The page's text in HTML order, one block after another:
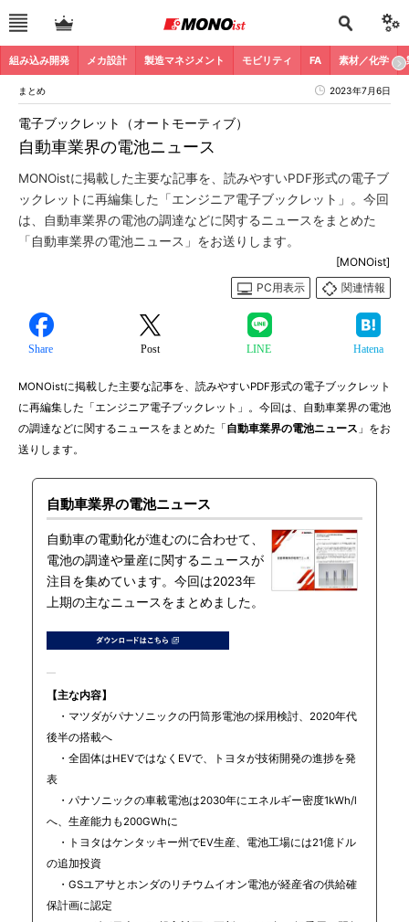
組み込み開発 メカ設計 製造マネジメント モビリティ FA 素材／化学
まとめ 2023年7月6日
自動車業界の電池ニュース
電子ブックレット（オートモーティブ）
MONOistに掲載した主要な記事を、読みやすいPDF形式の電子ブ
ックレットに再編集した「エンジニア電子ブックレット」。今回
は、自動車業界の電池の調達などに関するニュースをまとめた
「自動車業界の電池ニュース」をお送りします。
[MONOist]
PC用表示
関連情報
Share Post LINE Hatena
MONOistに掲載した主要な記事を、読みやすいPDF形式の電子ブックレット
に再編集した「エンジニア電子ブックレット」。今回は、自動車業界の電池
の調達などに関するニュースをまとめた「 自動車業界の電池ニュース 」をお
送りします。
自動車業界の電池ニュース
自動車の電動化が進むのに合わせて、
電池の調達や量産に関するニュースが
注目を集めています。今回は2023年
上期の主なニュースをまとめました。
【主な内容】
・マツダがパナソニックの円筒形電池の採用検討、2020年代
後半の搭載へ
・全固体はHEVではなくEVで、トヨタが技術開発の進捗を発
表
・パナソニックの車載電池は2030年にエネルギー密度1kWh/l
へ、生産能力も200GWhに
・トヨタはケンタッキー州でEV生産、電池工場には21億ドル
の追加投資
・GSユアサとホンダのリチウムイオン電池が経産省の供給確
保計画に認定